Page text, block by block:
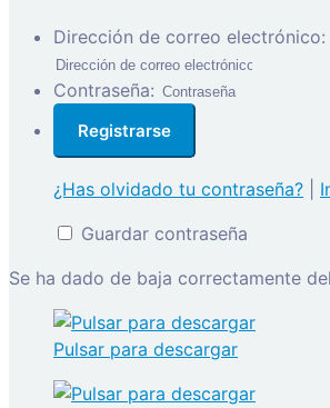
Dirección de correo electrónico:
Contraseña:
¿Has olvidado tu contraseña?
Guardar contraseña
Se ha dado de baja correctamente
Pulsar para descargar